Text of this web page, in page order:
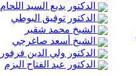
الدكتور بديع السيد اللحام
الدكتور توفيق البوطي
الشيخ محمد شقير
الشيخ أسعد صاغرجي
الدكتور ولي الدين فرفور
الدكتور عبد الفتاح البزم